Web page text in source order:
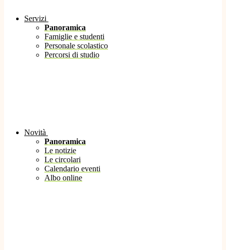
Servizi
Panoramica
Famiglie e studenti
Personale scolastico
Percorsi di studio
Novità
Panoramica
Le notizie
Le circolari
Calendario eventi
Albo online